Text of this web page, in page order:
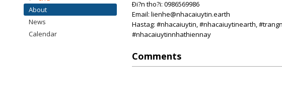
Ði?n tho?i: 0986569986
Email: lienhe@nhacaiuytin.earth
Hastag: #nhacaiuytin, #nhacaiuytinearth,
#nhacaiuytinnhathiennay
Comments
About
News
Calendar